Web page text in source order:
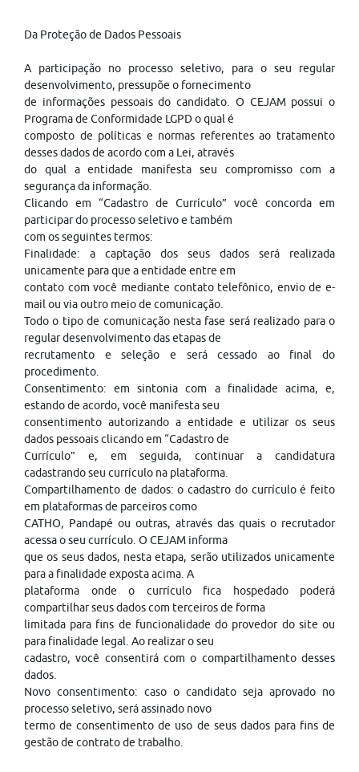
Da Proteção de Dados Pessoais
A participação no processo seletivo, para o seu regular
desenvolvimento, pressupõe o fornecimento
de informações pessoais do candidato. O CEJAM possui o
Programa de Conformidade LGPD o qual é
composto de políticas e normas referentes ao tratamento
desses dados de acordo com a Lei, através
do qual a entidade manifesta seu compromisso com a
segurança da informação.
Clicando em “Cadastro de Currículo” você concorda em
participar do processo seletivo e também
com os seguintes termos:
Finalidade: a captação dos seus dados será realizada
unicamente para que a entidade entre em
contato com você mediante contato telefônico, envio de e-
mail ou via outro meio de comunicação.
Todo o tipo de comunicação nesta fase será realizado para o
regular desenvolvimento das etapas de
recrutamento e seleção e será cessado ao final do
procedimento.
Consentimento: em sintonia com a finalidade acima, e,
estando de acordo, você manifesta seu
consentimento autorizando a entidade e utilizar os seus
dados pessoais clicando em “Cadastro de
Currículo” e, em seguida, continuar a candidatura
cadastrando seu currículo na plataforma.
Compartilhamento de dados: o cadastro do currículo é feito
em plataformas de parceiros como
CATHO, Pandapé ou outras, através das quais o recrutador
acessa o seu currículo. O CEJAM informa
que os seus dados, nesta etapa, serão utilizados unicamente
para a finalidade exposta acima. A
plataforma onde o currículo fica hospedado poderá
compartilhar seus dados com terceiros de forma
limitada para fins de funcionalidade do provedor do site ou
para finalidade legal. Ao realizar o seu
cadastro, você consentirá com o compartilhamento desses
dados.
Novo consentimento: caso o candidato seja aprovado no
processo seletivo, será assinado novo
termo de consentimento de uso de seus dados para fins de
gestão de contrato de trabalho.